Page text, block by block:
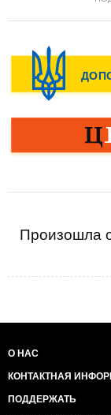
Произошла
О НАС
КОНТАКТНАЯ
ПОДДЕРЖАТЬ